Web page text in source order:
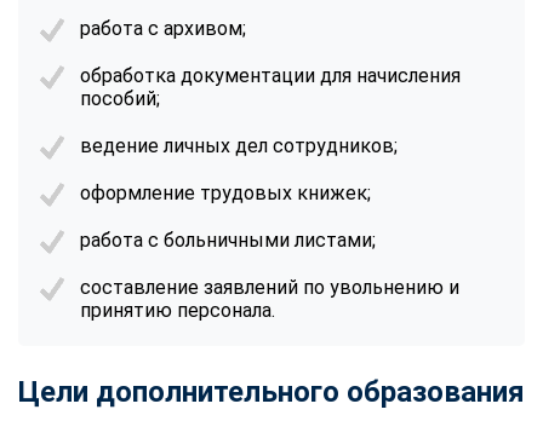
работа с архивом;
обработка документации для начисления
пособий;
ведение личных дел сотрудников;
оформление трудовых книжек;
работа с больничными листами;
составление заявлений по увольнению и
принятию персонала.
Цели дополнительного образования